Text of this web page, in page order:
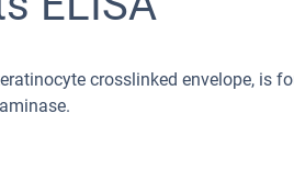
crosslinked envelope, is